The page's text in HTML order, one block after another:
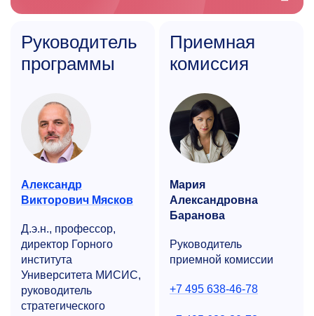
Руководитель
программы
Александр
Викторович Мясков
Д.э.н., профессор,
директор Горного
института
Университета МИСИС,
руководитель
стратегического
Приемная
комиссия
Мария
Александровна
Баранова
Руководитель
приемной комиссии
+7 495 638-46-78